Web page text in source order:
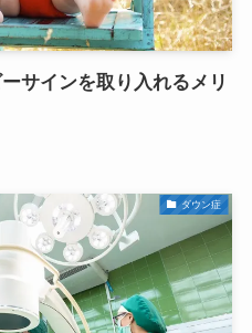
サインを取り入れるメリ
ダウン症